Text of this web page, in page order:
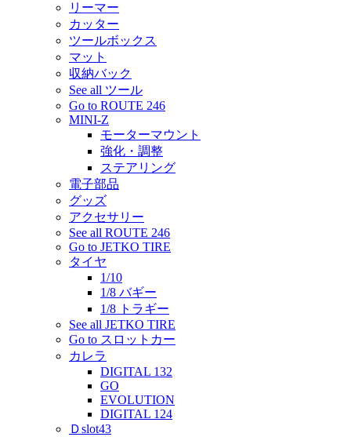
リーマー
カッター
ツールボックス
マット
収納バック
See all ツール
Go to ROUTE 246
MINI-Z
モーターマウント
強化・調整
ステアリング
電子部品
グッズ
アクセサリー
See all ROUTE 246
Go to JETKO TIRE
タイヤ
1/10
1/8 バギー
1/8 トラギー
See all JETKO TIRE
Go to スロットカー
カレラ
DIGITAL 132
GO
EVOLUTION
DIGITAL 124
Ｄslot43